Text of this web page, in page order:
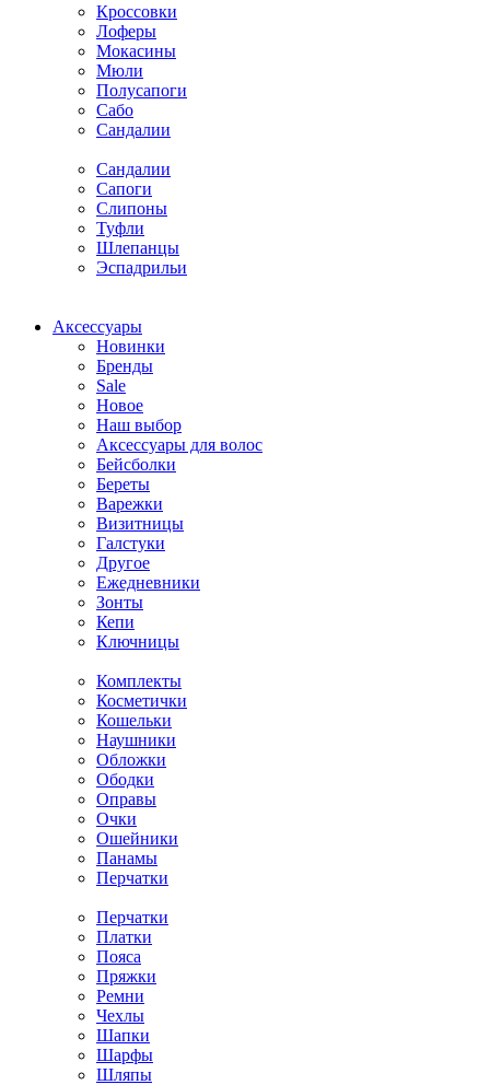
Кроссовки
Лоферы
Мокасины
Мюли
Полусапоги
Сабо
Сандалии
Сандалии
Сапоги
Слипоны
Туфли
Шлепанцы
Эспадрильи
Аксессуары
Новинки
Бренды
Sale
Новое
Наш выбор
Аксессуары для волос
Бейсболки
Береты
Варежки
Визитницы
Галстуки
Другое
Ежедневники
Зонты
Кепи
Ключницы
Комплекты
Косметички
Кошельки
Наушники
Обложки
Ободки
Оправы
Очки
Ошейники
Панамы
Перчатки
Перчатки
Платки
Пояса
Пряжки
Ремни
Чехлы
Шапки
Шарфы
Шляпы